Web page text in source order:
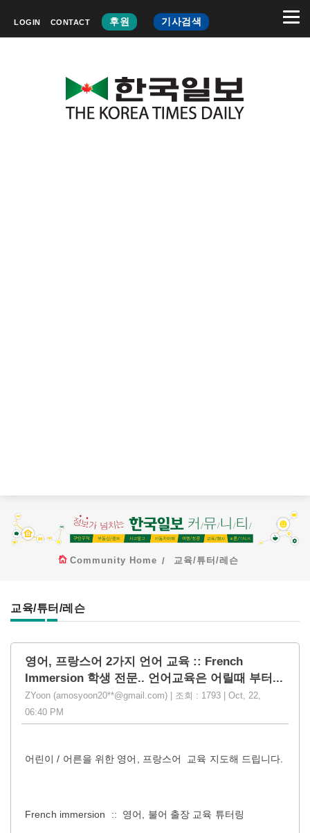
LOGIN CONTACT 후원 기사검색
Community Home 교육/튜터/레슨
교육/튜터/레슨
영어, 프랑스어 2가지 언어 교육 :: French
Immersion 학생 전문.. 언어교육은 어릴때 부터...
ZYoon (amosyoon20**@gmail.com) | 조회 : 1793 | Oct, 22,
06:40 PM
어린이 / 어른을 위한 영어, 프랑스어 교육 지도해 드립니다.
French immersion :: 영어, 불어 출장 교육 튜터링